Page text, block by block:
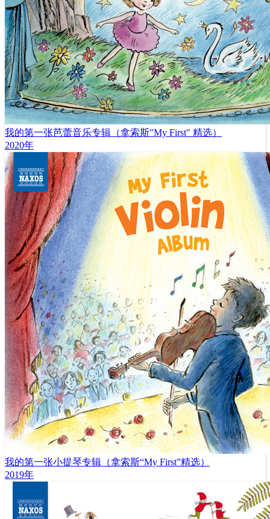
我的第一张芭蕾音乐专辑（拿索斯"My First" 精选）
2020年
我的第一张小提琴专辑（拿索斯“My First”精选）
2019年